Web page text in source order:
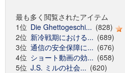
最も多く閲覧されたアイテム
1位 Die Ghettogeschi... (828)
2位 新冷戦期における... (689)
3位 通信の安全保障に... (676)
4位 ショート動画の効... (658)
5位 J.S. ミルの社会... (620)